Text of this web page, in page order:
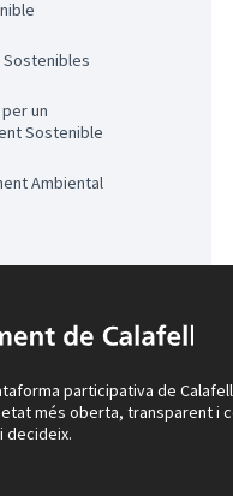
Sostenibles
Sostenible
Ambiental
participativa de Calafell
més oberta, transparent i
decideix.